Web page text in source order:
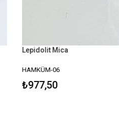
Lepidolit Mica
HAMKÜM-06
₺977,50